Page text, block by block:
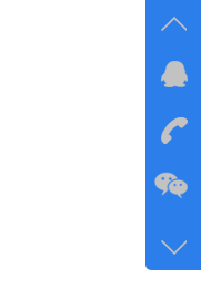
在线
咨询
客服